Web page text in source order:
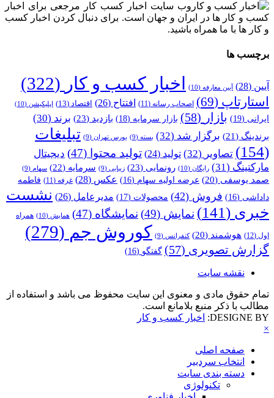
وب سایت اخبار کسب کار مرجعی برای اخبار
کسب و کار ها در ایران و جهان است. برای دنبال کردن اخبار کسب
و کار ها با ما همراه باشید.
برچسب ها
آیین (28) آیین معارفه (10) اخبار کسب و کار (322)
استارتاپ (69) اصحاب رسانه (11) افتتاح (26) اقتصاد (13) اپلیکیشن (10)
ایرانی (19) بازار (58) بازار سرمایه (18) بازدید (23) برند (30)
برندینگ (21) برگزار شد (32) بسته (9) بورس تهران (9)
تبلیغات
(154)
تصاویر (32) تولید (24) تولید محتوا (47)
دیجیتال
مارکتینگ (31) رایگان (10) رونمایی (23) زیبایی (9) سرمایه (22) سهام (9)
صمد یوسفی (20) عرضه اولیه سهام (16) عکس (28) غرفه (11)
فاطمه
داداشی (16) فروش (42) محصولات (17) مدیرعامل (26)
نشست
خبری (141) نمایش (49) نمایشگاه (47) همایش (10) همراه
اول (12) هوشمند (20) کنفرانس (9) کوروش جم (279)
گزارش تصویری (57) گفتگو (16)
نقشه سایت
تمام حقوق مادی و معنوی این سایت محفوظ می باشد و استفاده از
مطالب با ذکر منبع بلامانع است.
DESIGNE BY:
اخبار کسب و کار
×
صفحه اصلی
انتخاب سردبیر
دسته بندی سایت
تکنولوژی